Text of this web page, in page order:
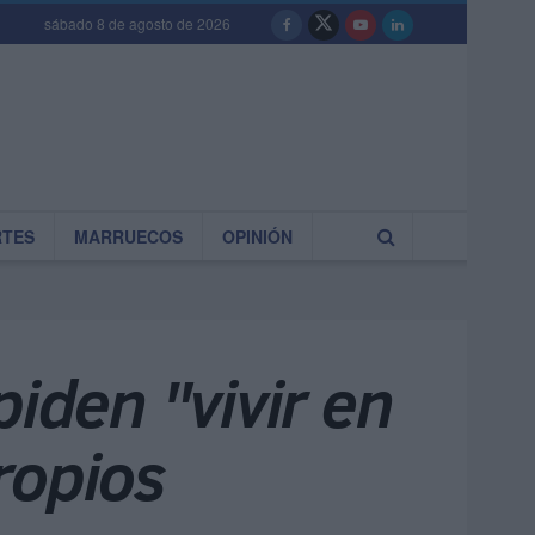
sábado 8 de agosto de 2026
MARRUECOS OPINIÓN
"vivir en